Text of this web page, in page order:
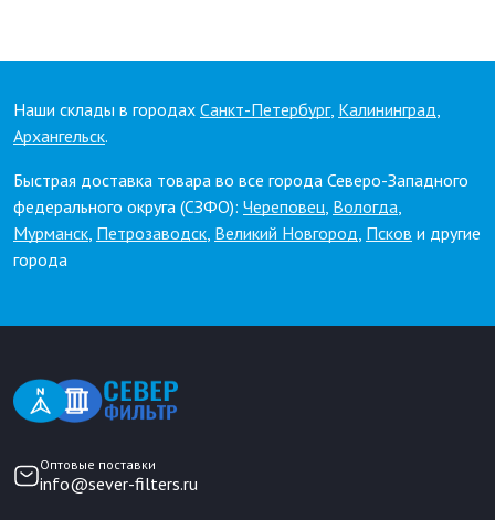
Наши склады в городах Санкт-Петербург, Калининград,
Архангельск.
Быстрая доставка товара во все города Северо-Западного
федерального округа (СЗФО): Череповец, Вологда,
Мурманск, Петрозаводск, Великий Новгород, Псков и другие
города
Оптовые поставки
info@sever-filters.ru